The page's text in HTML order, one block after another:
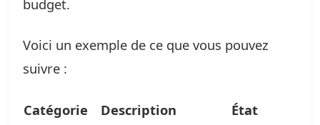
budget.
Voici un exemple de ce que vous pouvez
suivre :
Catégorie Description État